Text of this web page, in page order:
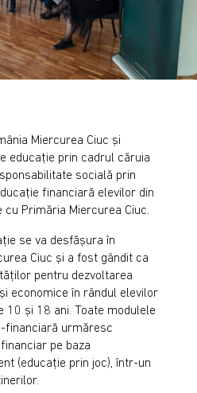
Miercurea Ciuc şi
educaţie prin cadrul căruia
socială prin
financiară elevilor din
Primăria Miercurea Ciuc.
se va desfăşura în
Ciuc şi a fost gândit ca
pentru dezvoltarea
economice în rândul elevilor
10 şi 18 ani. Toate modulele
financiară urmăresc
pe baza
(educaţie prin joc), într-un